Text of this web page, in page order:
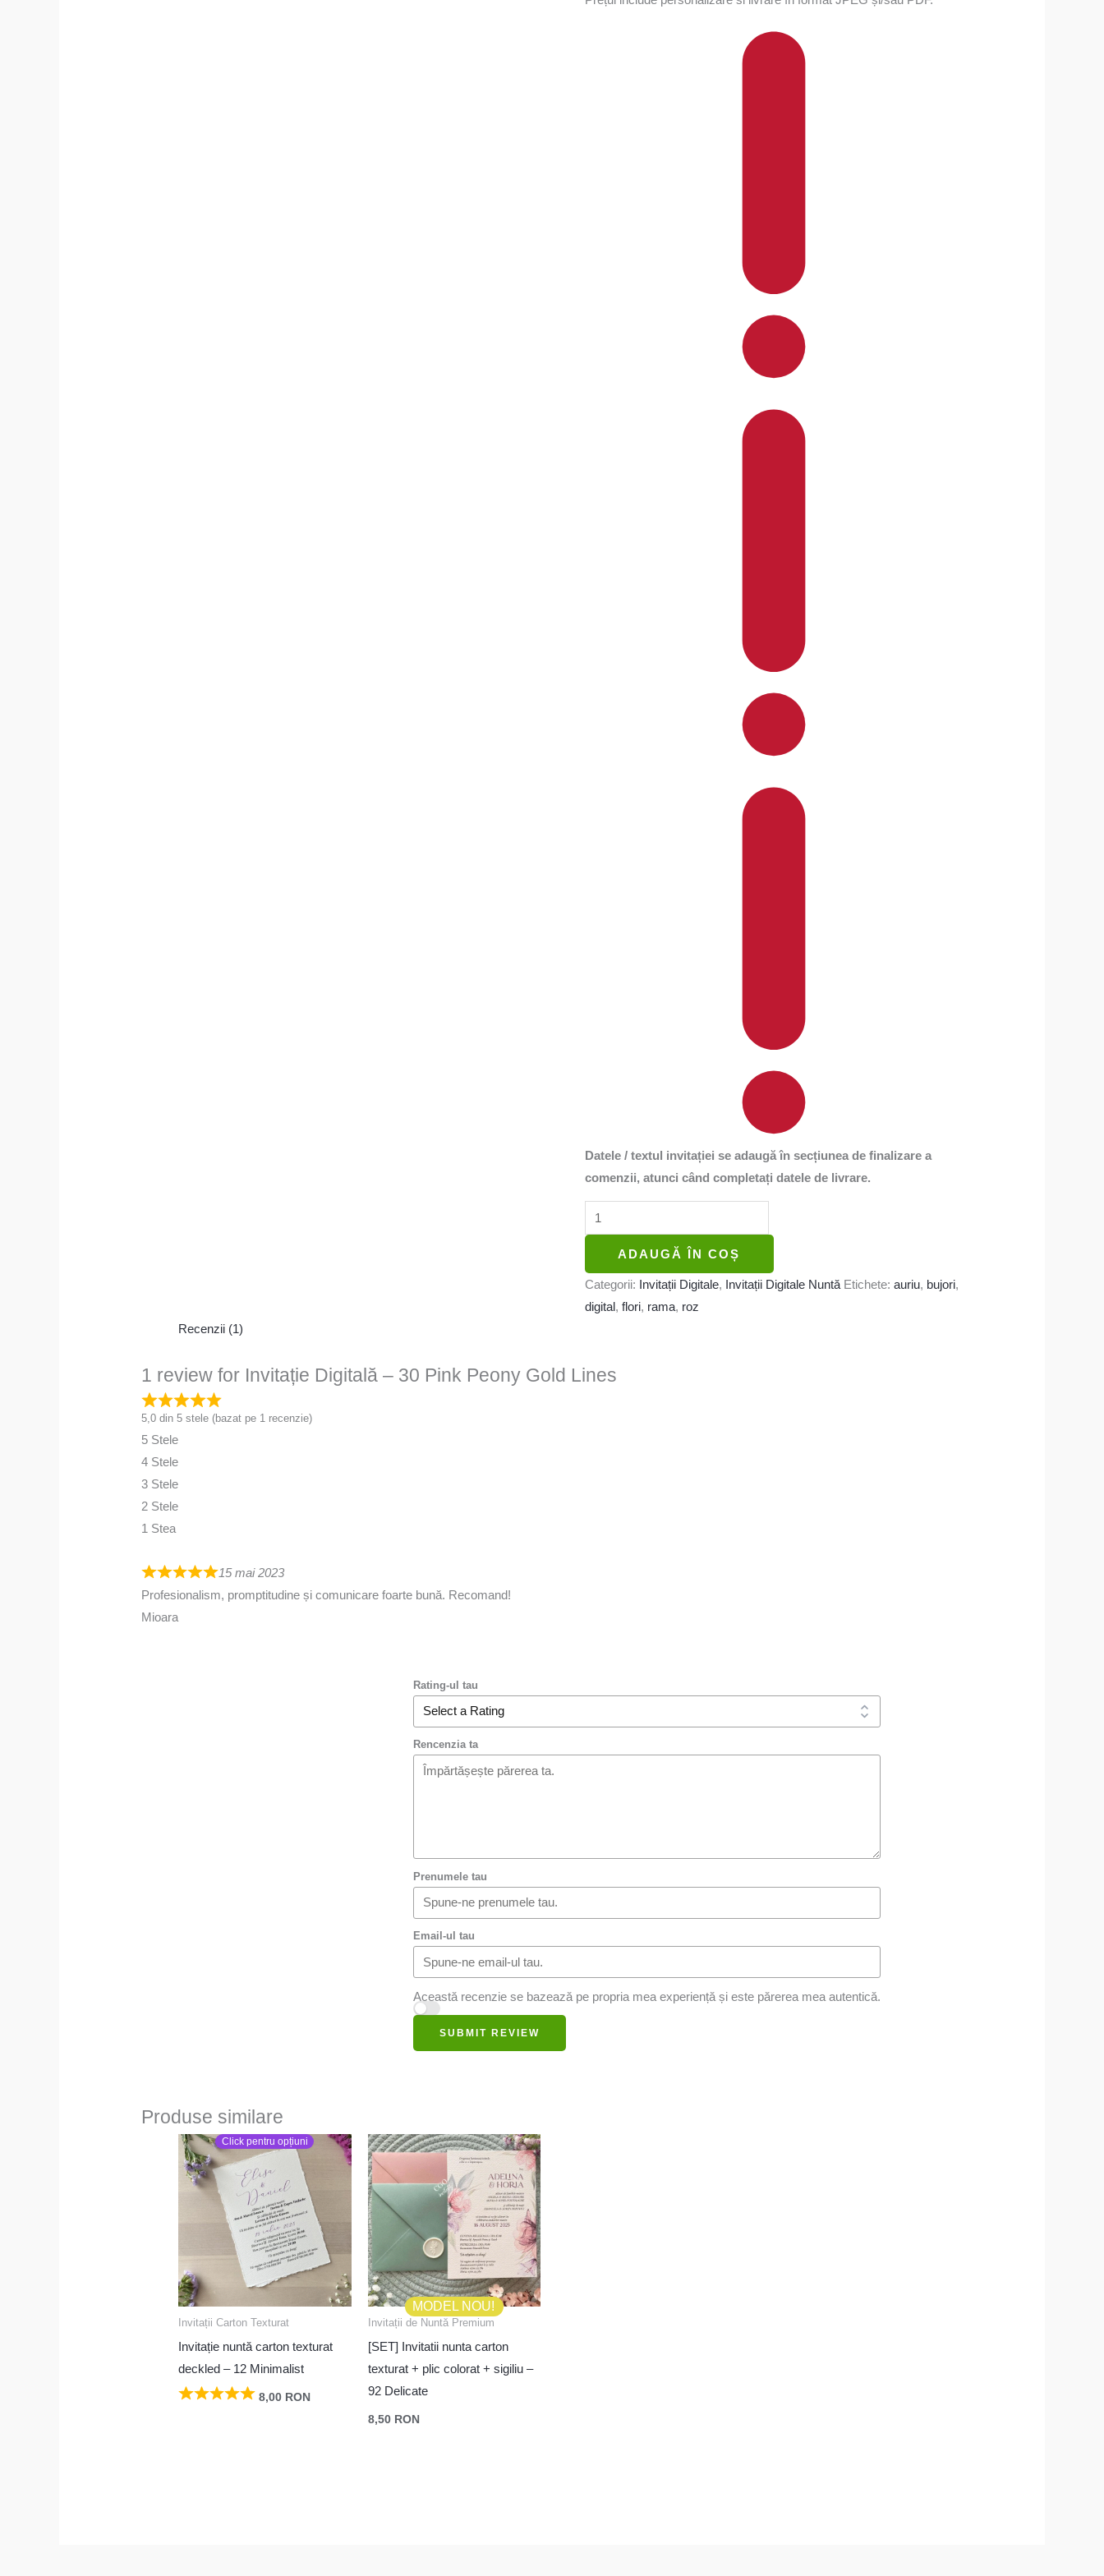
Datele / textul invitației se adaugă în secțiunea de finalizare a
comenzii, atunci când completați datele de livrare.
ADAUGĂ ÎN COȘ
Categorii: Invitații Digitale, Invitații Digitale Nuntă Etichete: auriu, bujori,
digital, flori, rama, roz
Recenzii (1)
1 review for Invitație Digitală – 30 Pink Peony Gold Lines
5,0 din 5 stele (bazat pe 1 recenzie)
5 Stele
4 Stele
3 Stele
2 Stele
1 Stea
15 mai 2023
Profesionalism, promptitudine și comunicare foarte bună. Recomand!
Mioara
Rating-ul tau
Rencenzia ta
Prenumele tau
Email-ul tau
Această recenzie se bazează pe propria mea experiență și este părerea mea autentică.
SUBMIT REVIEW
Produse similare
Click pentru opțiuni
Invitații Carton Texturat
Invitație nuntă carton texturat
deckled – 12 Minimalist
8,00 RON
MODEL NOU!
Invitații de Nuntă Premium
[SET] Invitatii nunta carton
texturat + plic colorat + sigiliu –
92 Delicate
8,50 RON